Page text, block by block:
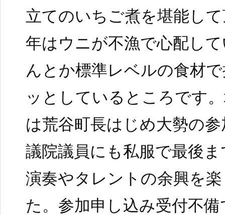
立てのいちご煮を堪能し
年はウニが不漁で心配し
んとか標準レベルの食材
ッとしているところです
は荒谷町長はじめ大勢の
議院議員にも私服で最後
演奏やタレントの余興を
た。参加申し込み受付不